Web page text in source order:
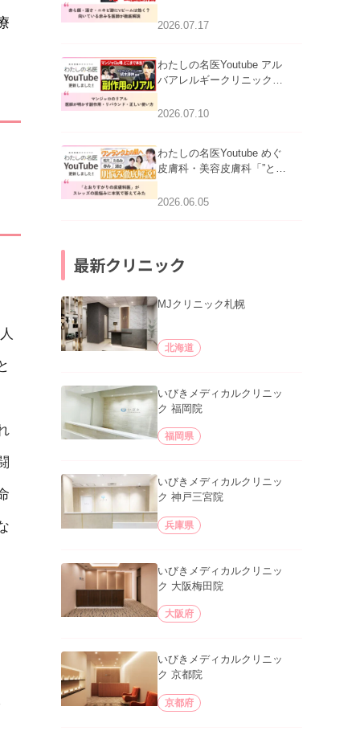
跡にVビームは効く？向い
2026.07.17
わたしの名医Youtube アル
バアレルギークリニック札
医師が明かす副作用・リバ
2026.07.10
わたしの名医Youtube めぐ
皮膚科・美容皮膚科「”とお
ッズの肌悩みに本気で答え
2026.06.05
最新クリニック
MJクリニック札幌
北海道
いびきメディカルクリニッ
ク 福岡院
福岡県
いびきメディカルクリニッ
ク 神戸三宮院
兵庫県
いびきメディカルクリニッ
ク 大阪梅田院
大阪府
いびきメディカルクリニッ
ク 京都院
京都府